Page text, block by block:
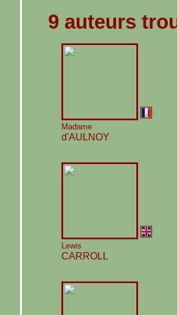
9 auteurs
Madame
d'AULNOY
Lewis
CARROLL